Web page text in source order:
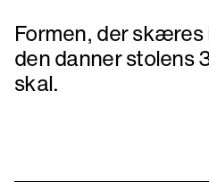
Formen, der
den danner stolens
skal.